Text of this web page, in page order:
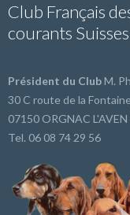
Club Français
courants Suisses
Président du ClubM.
30 C route de la
07150 ORGNAC L'AVEN
Tel. 06 08 74 29 56